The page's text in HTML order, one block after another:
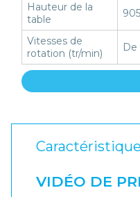
Hauteur de la
table
Vitesses de
rotation (tr/min)
De
VIDÉO DE